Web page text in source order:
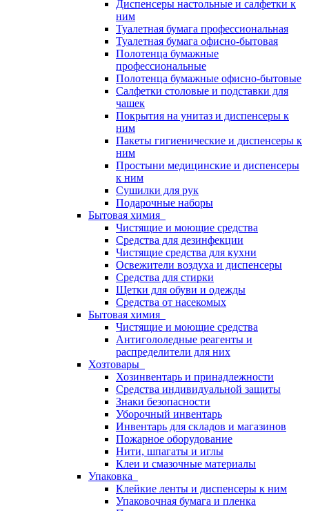
Диспенсеры настольные и салфетки к
ним
Туалетная бумага профессиональная
Туалетная бумага офисно-бытовая
Полотенца бумажные
профессиональные
Полотенца бумажные офисно-бытовые
Салфетки столовые и подставки для
чашек
Покрытия на унитаз и диспенсеры к
ним
Пакеты гигиенические и диспенсеры к
ним
Простыни медицинские и диспенсеры
к ним
Сушилки для рук
Подарочные наборы
Бытовая химия
Чистящие и моющие средства
Средства для дезинфекции
Чистящие средства для кухни
Освежители воздуха и диспенсеры
Средства для стирки
Щетки для обуви и одежды
Средства от насекомых
Бытовая химия
Чистящие и моющие средства
Антигололедные реагенты и
распределители для них
Хозтовары
Хозинвентарь и принадлежности
Средства индивидуальной защиты
Знаки безопасности
Уборочный инвентарь
Инвентарь для складов и магазинов
Пожарное оборудование
Нити, шпагаты и иглы
Клеи и смазочные материалы
Упаковка
Клейкие ленты и диспенсеры к ним
Упаковочная бумага и пленка